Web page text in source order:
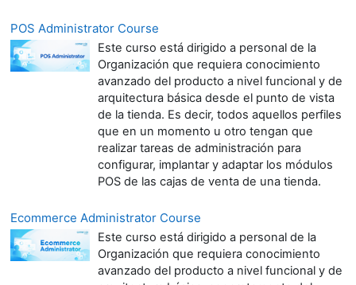
POS Administrator Course
Este curso está dirigido a personal de la
Organización que requiera conocimiento
avanzado del producto a nivel funcional y de
arquitectura básica desde el punto de vista
de la tienda. Es decir, todos aquellos perfiles
que en un momento u otro tengan que
realizar tareas de administración para
configurar, implantar y adaptar los módulos
POS de las cajas de venta de una tienda.
Ecommerce Administrator Course
Este curso está dirigido a personal de la
Organización que requiera conocimiento
avanzado del producto a nivel funcional y de